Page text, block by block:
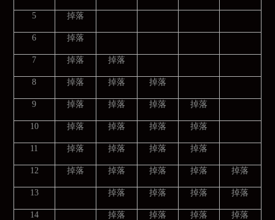
5 掉落
6 掉落
7 掉落 掉落
8 掉落 掉落 掉落
9 掉落 掉落 掉落 掉落
10 掉落 掉落 掉落 掉落
11 掉落 掉落 掉落 掉落
12 掉落 掉落 掉落 掉落 掉落
13 掉落 掉落 掉落 掉落
14 掉落 掉落 掉落 掉落